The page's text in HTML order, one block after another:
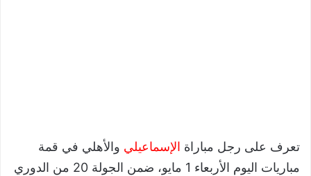
تعرف على رجل مباراة الإسماعيلي والأهلي في قمة
مباريات اليوم الأربعاء 1 مايو، ضمن الجولة 20 من الدوري